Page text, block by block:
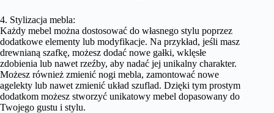
4. Stylizacja mebla:
Każdy mebel można dostosować do własnego stylu poprzez
dodatkowe elementy lub modyfikacje. Na przykład, jeśli masz
drewnianą szafkę, możesz dodać nowe gałki, wklęsłe
zdobienia lub nawet rzeźby, aby nadać jej unikalny charakter.
Możesz również zmienić nogi mebla, zamontować nowe
agelekty lub nawet zmienić układ szuflad. Dzięki tym prostym
dodatkom możesz stworzyć unikatowy mebel dopasowany do
Twojego gustu i stylu.